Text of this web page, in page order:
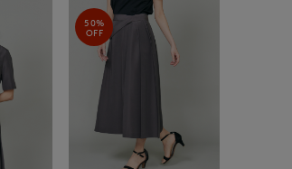
50%
OFF